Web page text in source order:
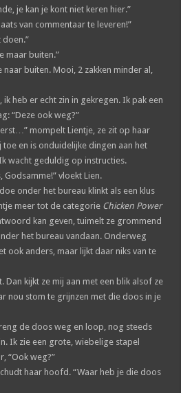
je kan je kont niet keren hier.”
van commentaar te leveren!”
doen.”
maar buiten.”
buiten. Mooi, 2 zakken minder al,
ik heb er echt zin in gekregen. Ik pak een
“Deze ook weg?”
mompelt Lientje, ze zit op haar
en is onduidelijke dingen aan het
wacht geduldig op instructies.
Godsamme!” vloekt Lien.
onder het bureau klinkt als een klus
meer tot de categorie Chicken Power
kan geven, tuimelt ze grommend
het bureau vandaan. Onderweg
ook anders, maar lijkt daar niks van te
Dan kijkt ze mij aan met een blik alsof ze
nou stom te grijnzen met die doos in je
de doos weg en loop, nog steeds
Ik zie een grote, wiebelige stapel
“Ook weg?”
haar hoofd. “Waar heb je die doos